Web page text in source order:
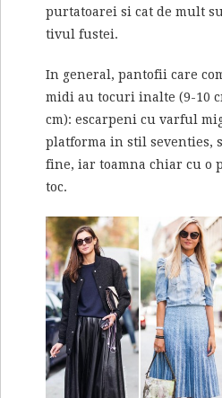
purtatoarei si cat de mult
tivul fustei.
In general, pantofii care
midi au tocuri inalte (9-10
cm): escarpeni cu varful
platforma in stil seventies,
fine, iar toamna chiar cu o
toc.